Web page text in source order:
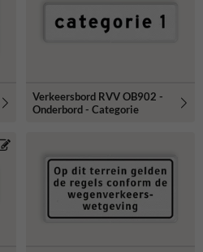
Verkeersbord RVV OB902 -
Onderbord - Categorie